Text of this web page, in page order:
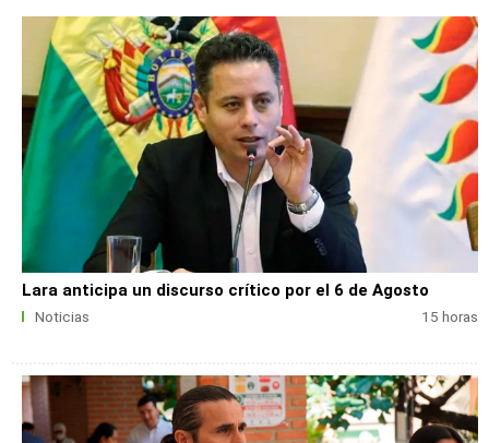
Lara anticipa un discurso crítico por el 6 de Agosto
Noticias 15 horas